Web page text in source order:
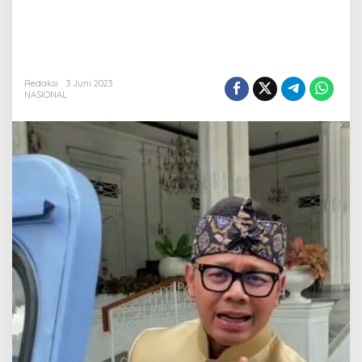
Redaksi
3 Juni 2023
NASIONAL